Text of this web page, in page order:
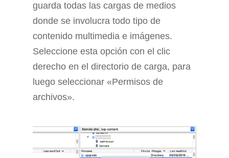
guarda todas las cargas de medios
donde se involucra todo tipo de
contenido multimedia e imágenes.
Seleccione esta opción con el clic
derecho en el directorio de carga, para
luego seleccionar «Permisos de
archivos».